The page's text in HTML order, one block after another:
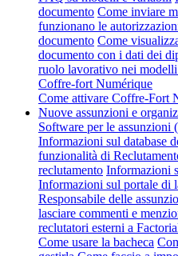
documento Come inviare
funzionano le
documento Come
documento con i dati dei
ruolo lavorativo nei
Coffre-fort Numérique
Come attivare Coffre-Fort
Nuove assunzioni e
Software per le assunzioni
Informazioni sul database
funzionalità di
reclutamento Informazioni
Informazioni sul portale di
Responsabile delle
lasciare commenti e
reclutatori esterni a
Come usare la bacheca